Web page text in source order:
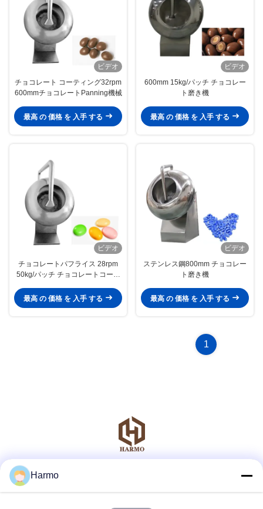
ビデオ
チョコレート コーティング32rpm
600mmチョコレートPanning機械
最高 の 価格 を 入手 する
ビデオ
600mm 15kg/パッチ チョコレー
ト磨き機
最高 の 価格 を 入手 する
ビデオ
チョコレートパフライス 28rpm
50kg/パッチ チョコレートコーテ
最高 の 価格 を 入手 する
ビデオ
ステンレス鋼800mm チョコレー
ト磨き機
最高 の 価格 を 入手 する
1
Harmo